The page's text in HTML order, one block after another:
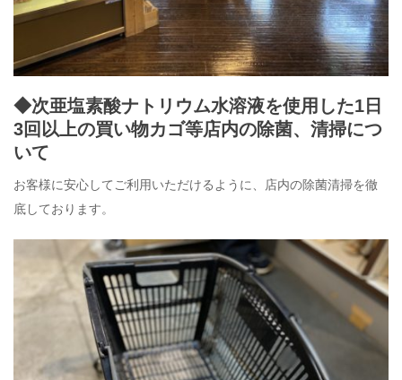
◆次亜塩素酸ナトリウム水溶液を使用した1日
3回以上の買い物カゴ等店内の除菌、清掃につ
いて
お客様に安心してご利用いただけるように、店内の除菌清掃を徹
底しております。